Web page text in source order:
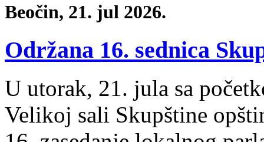
Beočin, 21. jul 2026.
Održana 16. sednica
U utorak, 21. jula sa
Velikoj sali Skupštine